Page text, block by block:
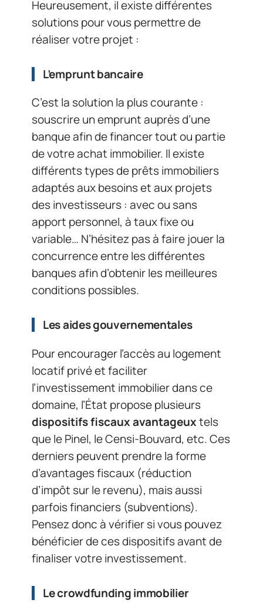
Heureusement, il existe différentes
solutions pour vous permettre de
réaliser votre projet :
L’emprunt bancaire
C’est la solution la plus courante :
souscrire un emprunt auprès d’une
banque afin de financer tout ou partie
de votre achat immobilier. Il existe
différents types de prêts immobiliers
adaptés aux besoins et aux projets
des investisseurs : avec ou sans
apport personnel, à taux fixe ou
variable… N’hésitez pas à faire jouer la
concurrence entre les différentes
banques afin d’obtenir les meilleures
conditions possibles.
Lesaides gouvernementales
Pour encourager l’accès au logement
locatif privé et faciliter
l’investissement immobilier dans ce
domaine, l’État propose plusieurs
dispositifs fiscaux avantageuxtels
que le Pinel, le Censi-Bouvard, etc. Ces
derniers peuvent prendre la forme
d’avantages fiscaux (réduction
d’impôt sur le revenu), mais aussi
parfois financiers (subventions).
Pensez donc à vérifier si vous pouvez
bénéficier de ces dispositifs avant de
finaliser votre investissement.
Lecrowdfunding immobilier